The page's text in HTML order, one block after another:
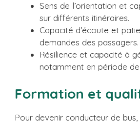
Sens de l’orientation et
sur différents itinéraires.
Capacité d’écoute et
demandes des passagers.
Résilience et capacité à
notamment en période
Formation et
Pour devenir conducteur de bus,